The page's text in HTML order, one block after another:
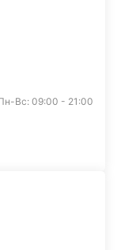
Вс: 09:00 - 21:00